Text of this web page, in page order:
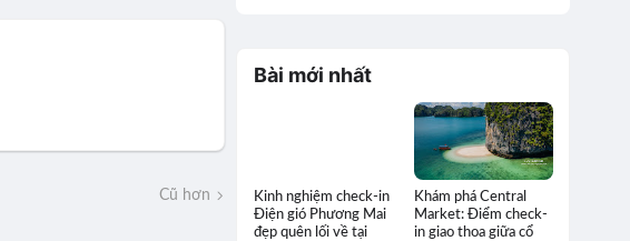
Cũ hơn
Bài mới nhất
Kinh nghiệm check-in
Điện gió Phương Mai
đẹp quên lối về tại
Khám phá Central
Market: Điểm check-
in giao thoa giữa cổ